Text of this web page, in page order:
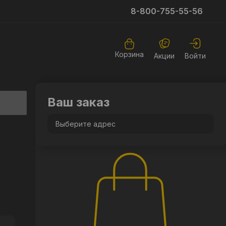
8-800-755-55-56
Корзина Акции Войти
Ваш заказ
Выберите адрес